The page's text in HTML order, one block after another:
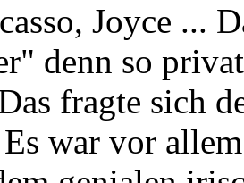
Joyce ...
denn so
fragte sich
war vor